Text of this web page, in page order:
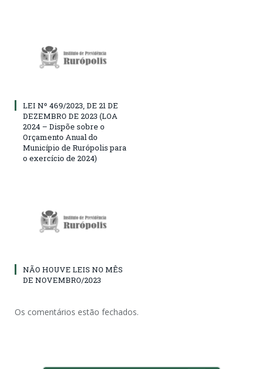
LEI Nº 469/2023, DE 21 DE
DEZEMBRO DE 2023 (LOA
2024 – Dispõe sobre o
Orçamento Anual do
Município de Rurópolis para
o exercício de 2024)
NÃO HOUVE LEIS NO MÊS
DE NOVEMBRO/2023
Os comentários estão fechados.